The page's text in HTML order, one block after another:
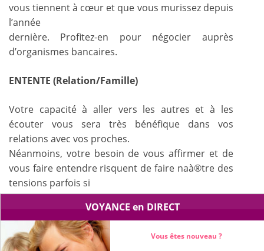
vous tiennent à cœur et que vous murissez depuis
l’année
dernière. Profitez-en pour négocier auprès
d’organismes bancaires.
ENTENTE (Relation/Famille)
Votre capacité à aller vers les autres et à les
écouter vous sera très bénéfique dans vos
relations avec vos proches.
Néanmoins, votre besoin de vous affirmer et de
vous faire entendre risquent de faire naà®tre des
tensions parfois si
vous ne prenez garde à faire preuve de diplomatie
avec certaines personnes.VOYANCE en DIRECT
Vous êtes nouveau ?